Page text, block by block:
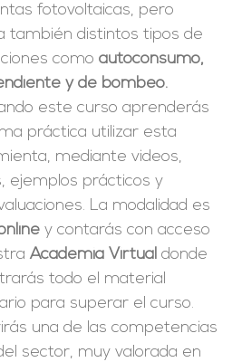
fotovoltaicas, pero
también distintos tipos de
comoautoconsumo,
y de bombeo.
este curso aprenderás
práctica utilizar esta
mediante videos,
ejemplos prácticos y
La modalidad es
y contarás con acceso
Academia Virtual donde
todo el material
para superar el curso.
una de las competencias
sector, muy valorada en